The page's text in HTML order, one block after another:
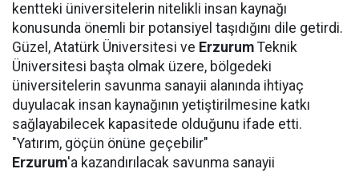
kentteki üniversitelerin nitelikli insan kaynağı
konusunda önemli bir potansiyel taşıdığını dile getirdi.
Güzel, Atatürk Üniversitesi ve Erzurum Teknik
Üniversitesi başta olmak üzere, bölgedeki
üniversitelerin savunma sanayii alanında ihtiyaç
duyulacak insan kaynağının yetiştirilmesine katkı
sağlayabilecek kapasitede olduğunu ifade etti.
"Yatırım, göçün önüne geçebilir"
Erzurum'a kazandırılacak savunma sanayii